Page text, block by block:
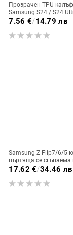
Прозрачен TPU
Samsung S24 / S24
покритие и защита на
7.56 €/14.79 лв
Samsung Z Flip7/6/5
въртяща се сгъваема
магнитна скоба, 360°
поликарбонатен
17.62 €/34.46 лв